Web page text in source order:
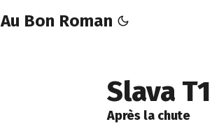
Au Bon Roman
Slava T1
Après la chute